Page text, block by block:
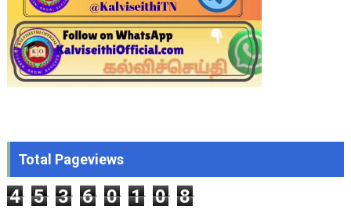
Total Pageviews
4 5 3 6 0 1 0 8